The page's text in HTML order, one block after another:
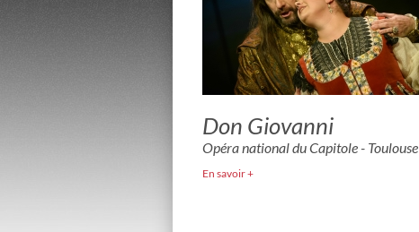
Don Giovanni
Opéra national du Capitole - Toulouse
En savoir +